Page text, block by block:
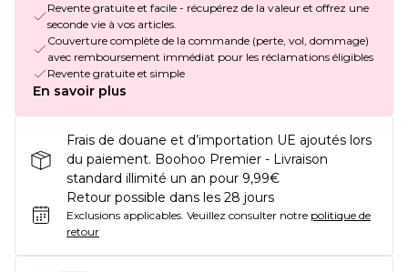
Revente gratuite et facile - récupérez de la valeur et offrez une
seconde vie à vos articles.
Couverture complète de la commande (perte, vol, dommage)
avec remboursement immédiat pour les réclamations éligibles
Revente gratuite et simple
En savoir plus
Frais de douane et d’importation UE ajoutés lors
du paiement. Boohoo Premier - Livraison
standard illimité un an pour 9,99€
Retour possible dans les 28 jours
Exclusions applicables. Veuillez consulter notre politique de
retour